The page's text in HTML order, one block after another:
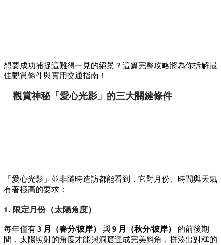
想要成功捕捉這難得一見的絕景？這篇完整攻略將為你拆解最
佳觀賞條件與實用交通指南！
觀賞神秘「愛心光影」的三大關鍵條件
「愛心光影」並非隨時造訪都能看到，它對月份、時間與天氣
有著極高的要求：
1. 限定月份（太陽角度）
每年僅有 3 月（春分/彼岸） 與 9 月（秋分/彼岸）
的前後期
間，太陽照射的角度才能與洞窟達成完美斜角，拼湊出對稱的